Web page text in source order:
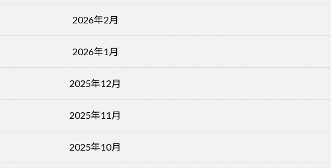
2026年2月
2026年1月
2025年12月
2025年11月
2025年10月